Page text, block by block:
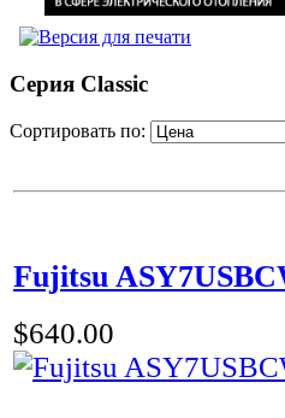
Серия Classic
Сортировать по:
Fujitsu
$640.00